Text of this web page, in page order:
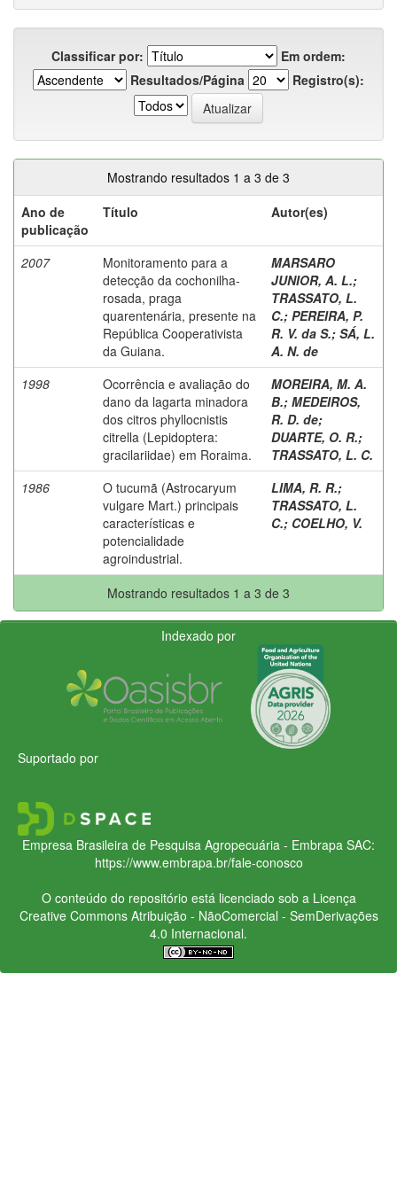
Classificar por:
Em ordem:
Resultados/Página
Registro(s):
Mostrando resultados 1 a 3 de 3
Ano de
publicação
Título Autor(es)
2007
Monitoramento para a
detecção da cochonilha-
rosada, praga
quarentenária, presente na
República Cooperativista
da Guiana.
MARSARO
JUNIOR, A. L.;
TRASSATO, L.
C.; PEREIRA, P.
R. V. da S.; SÁ, L.
A. N. de
1998
Ocorrência e avaliação do
dano da lagarta minadora
dos citros phyllocnistis
citrella (Lepidoptera:
gracilariidae) em Roraima.
MOREIRA, M. A.
B.; MEDEIROS,
R. D. de;
DUARTE, O. R.;
TRASSATO, L. C.
1986
O tucumã (Astrocaryum
vulgare Mart.) principais
características e
potencialidade
agroindustrial.
LIMA, R. R.;
TRASSATO, L.
C.; COELHO, V.
Mostrando resultados 1 a 3 de 3
Indexado por
Suportado por
Empresa Brasileira de Pesquisa Agropecuária - Embrapa SAC:
https://www.embrapa.br/fale-conosco
O conteúdo do repositório está licenciado sob a Licença
Creative CommonsAtribuição - NãoComercial - SemDerivações
4.0 Internacional.